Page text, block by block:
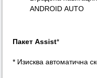
ANDROID AUTO
Пакет Assist*
* Изисква автоматична